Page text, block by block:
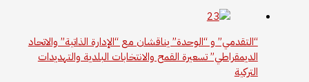
“التقدمي” و “الوحدة” يناقشان مع “الإدارة الذاتية” والاتحاد
الديمقراطي” تسعيرة القمح والانتخابات البلدية والتهديدات
التركية